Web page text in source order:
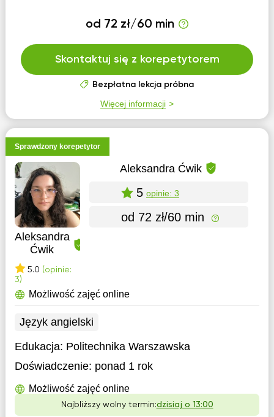
od 72 zł/60 min
Skontaktuj się z korepetytorem
Bezpłatna lekcja próbna
Więcej informacji
Sprawdzony korepetytor
Aleksandra
Ćwik
5.0 (opinie:
3)
Aleksandra Ćwik
5 opinie: 3
od 72 zł/60 min
Możliwość zajęć online
Język angielski
Edukacja: Politechnika Warszawska
Doświadczenie: ponad 1 rok
Możliwość zajęć online
Najbliższy wolny termin:dzisiaj o 13:00